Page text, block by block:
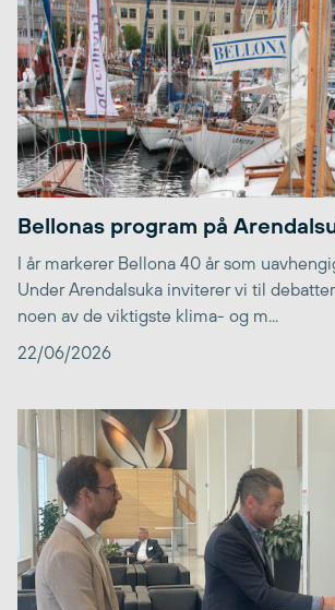
Bellonas program på
I år markerer Bellona 40 år som
Under Arendalsuka inviterer vi til
noen av de viktigste klima- og m...
22/06/2026